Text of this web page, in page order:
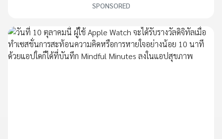
SPONSORED